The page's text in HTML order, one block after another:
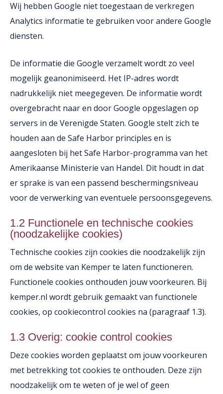
Wij hebben Google niet toegestaan de verkregen
Analytics informatie te gebruiken voor andere Google
diensten.
De informatie die Google verzamelt wordt zo veel
mogelijk geanonimiseerd. Het IP-adres wordt
nadrukkelijk niet meegegeven. De informatie wordt
overgebracht naar en door Google opgeslagen op
servers in de Verenigde Staten. Google stelt zich te
houden aan de Safe Harbor principles en is
aangesloten bij het Safe Harbor-programma van het
Amerikaanse Ministerie van Handel. Dit houdt in dat
er sprake is van een passend beschermingsniveau
voor de verwerking van eventuele persoonsgegevens.
1.2 Functionele en technische cookies
(noodzakelijke cookies)
Technische cookies zijn cookies die noodzakelijk zijn
om de website van Kemper te laten functioneren.
Functionele cookies onthouden jouw voorkeuren. Bij
kemper.nl wordt gebruik gemaakt van functionele
cookies, op cookiecontrol cookies na (paragraaf 1.3).
1.3 Overig: cookie control cookies
Deze cookies worden geplaatst om jouw voorkeuren
met betrekking tot cookies te onthouden. Deze zijn
noodzakelijk om te weten of je wel of geen